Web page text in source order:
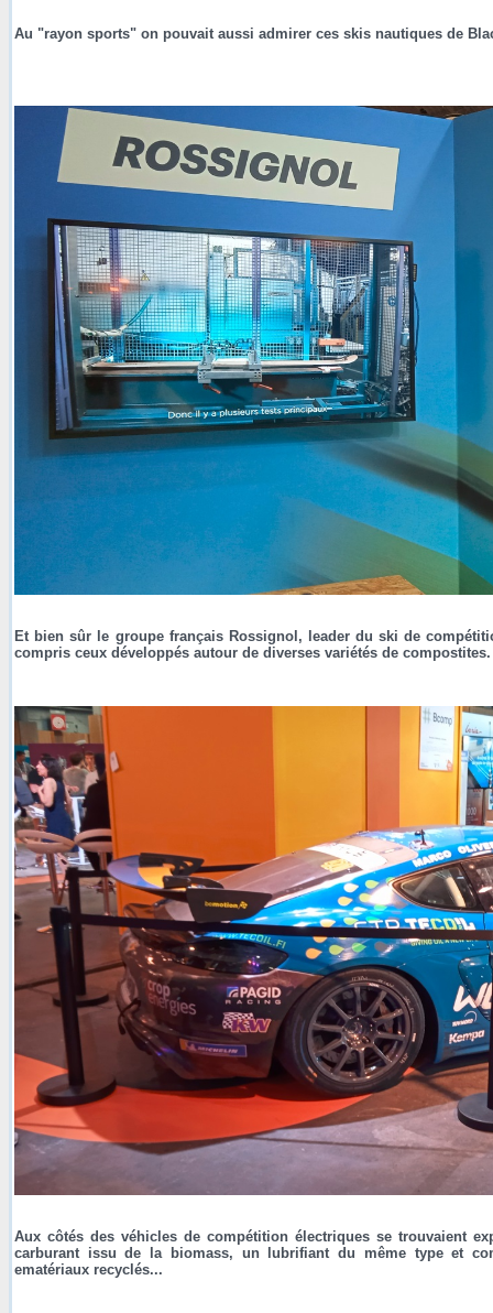
Au "rayon sports" on pouvait aussi admirer ces skis nautiques de
Et bien sûr le groupe français Rossignol, leader du ski de
compris ceux développés autour de diverses variétés de compostites.
Aux côtés des véhicles de compétition électriques se trouvaient
carburant issu de la biomass, un lubrifiant du même type et
ematériaux recyclés...